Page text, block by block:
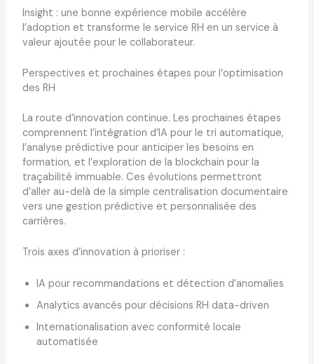
Insight : une bonne expérience mobile accélère
l’adoption et transforme le service RH en un service à
valeur ajoutée pour le collaborateur.
Perspectives et prochaines étapes pour l’optimisation
des RH
La route d’innovation continue. Les prochaines étapes
comprennent l’intégration d’IA pour le tri automatique,
l’analyse prédictive pour anticiper les besoins en
formation, et l’exploration de la blockchain pour la
traçabilité immuable. Ces évolutions permettront
d’aller au-delà de la simple centralisation documentaire
vers une gestion prédictive et personnalisée des
carrières.
Trois axes d’innovation à prioriser :
IA pour recommandations et détection d’anomalies
Analytics avancés pour décisions RH data-driven
Internationalisation avec conformité locale
automatisée